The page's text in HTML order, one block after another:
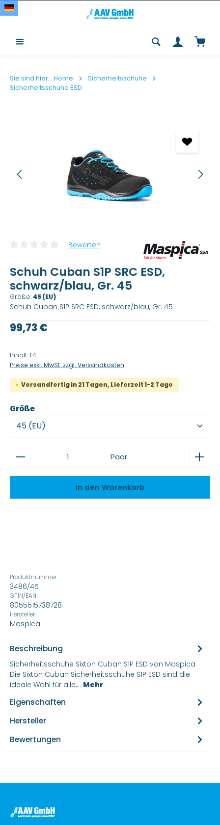
Zum Hauptinhalt springen
Sie sind hier: Home
Sicherheitsschuhe
Sicherheitsschuhe ESD
Durchschnittliche Bewertung von 0 von 5 Sternen
Bewerten
Schuh Cuban S1P SRC ESD,
schwarz/blau, Gr. 45
Größe: 45 (EU)
Schuh Cuban S1P SRC ESD, schwarz/blau, Gr. 45
Regulärer Preis:
99,73 €
Inhalt:1.4
Preise exkl. MwSt. zzgl. Versandkosten
Versandfertig in 21 Tagen, Lieferzeit 1-2 Tage
Größeauswählen
Produkt Anzahl: Gib den gewünschten Wert
Paar
In den Warenkorb
Produktnummer:
3486/45
GTIN/EAN:
8055515738728
Hersteller:
Maspica
Beschreibung
Sicherheitsschuhe Sixton Cuban S1P ESD von Maspica
Die Sixton Cuban Sicherheitsschuhe S1P ESD sind die
ideale Wahl für alle,… Mehr
Eigenschaften
Hersteller
Bewertungen